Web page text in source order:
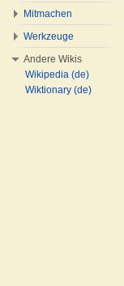
Mitmachen
Werkzeuge
Andere Wikis
Wikipedia (de)
Wiktionary (de)